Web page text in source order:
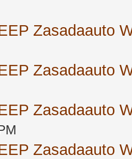
Zasadaauto
Zasadaauto
Zasadaauto
Zasadaauto